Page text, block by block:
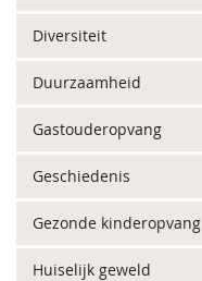
Diversiteit
Duurzaamheid
Gastouderopvang
Geschiedenis
Gezonde kinderopvang
Huiselijk geweld